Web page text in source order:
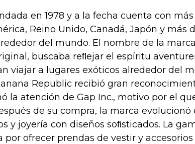
en 1978 y a la fecha cuenta con
Reino Unido, Canadá, Japón y más
del mundo. El nombre de la
buscaba reﬂejar el espíritu
viajar a lugares exóticos alrededor del
Republic recibió gran
la atención de Gap Inc., motivo por el
de su compra, la marca evolucionó
y joyería con diseños soﬁsticados. La
por ofrecer prendas de vestir y accesorios